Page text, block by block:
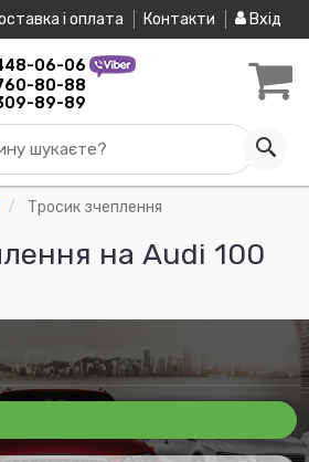
і оплата Контакти Вхід
06-06
80-88
89-89
шукаєте?
Тросик зчеплення
на Audi 100